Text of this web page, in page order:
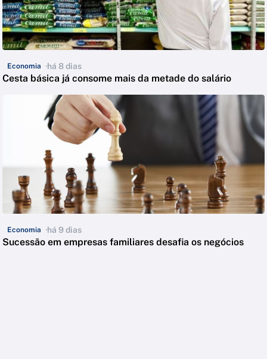
Economia há 8 dias
Cesta básica já consome mais da metade do salário
Economia há 9 dias
Sucessão em empresas familiares desafia os negócios